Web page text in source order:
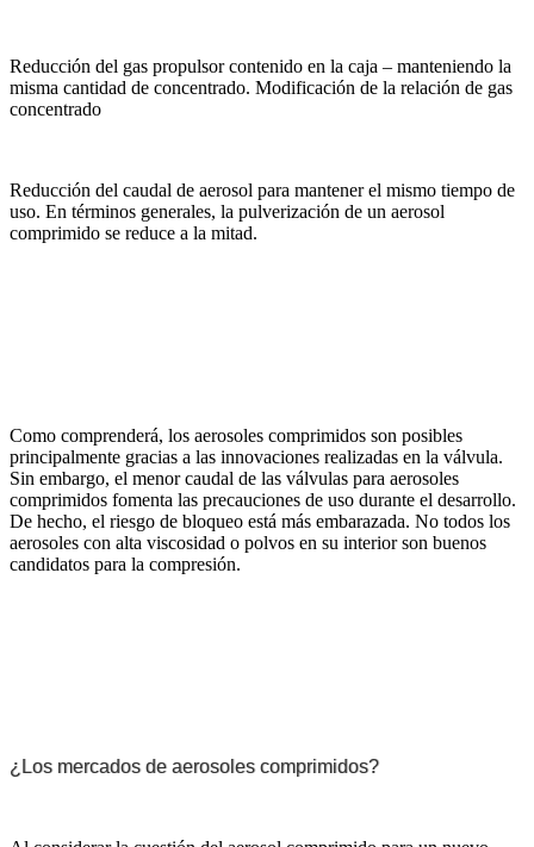
Reducción del gas propulsor contenido en la caja – manteniendo la
misma cantidad de concentrado. Modificación de la relación de gas
concentrado
Reducción del caudal de aerosol para mantener el mismo tiempo de
uso. En términos generales, la pulverización de un aerosol
comprimido se reduce a la mitad.
Como comprenderá, los aerosoles comprimidos son posibles
principalmente gracias a las innovaciones realizadas en la válvula.
Sin embargo, el menor caudal de las válvulas para aerosoles
comprimidos fomenta las precauciones de uso durante el desarrollo.
De hecho, el riesgo de bloqueo está más embarazada. No todos los
aerosoles con alta viscosidad o polvos en su interior son buenos
candidatos para la compresión.
¿Los mercados de aerosoles comprimidos?